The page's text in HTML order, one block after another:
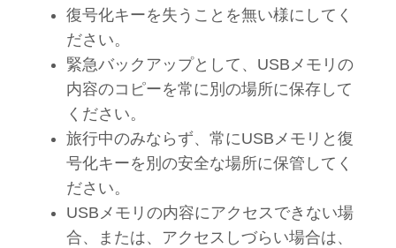
復号化キーを失うことを無い様にしてく
ださい。
緊急バックアップとして、USBメモリの
内容のコピーを常に別の場所に保存して
ください。
旅行中のみならず、常にUSBメモリと復
号化キーを別の安全な場所に保管してく
ださい。
USBメモリの内容にアクセスできない場
合、または、アクセスしづらい場合は、